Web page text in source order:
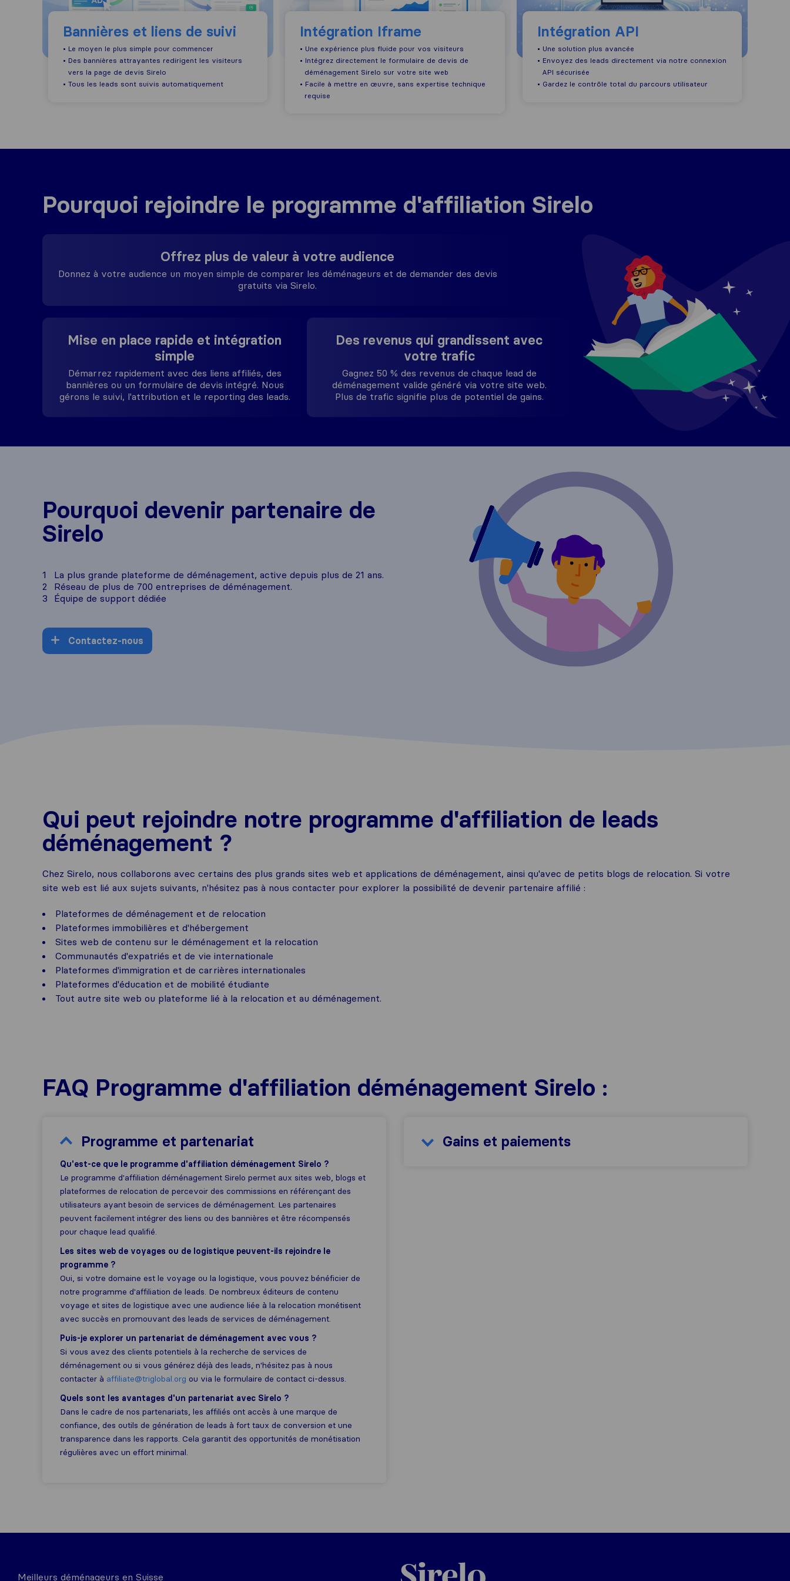
Bannières et liens de suivi
• Le moyen le plus simple pour commencer
• Des bannières attrayantes redirigent les visiteurs
vers la page de devis Sirelo
• Tous les leads sont suivis automatiquement
Intégration Iframe
• Une expérience plus fluide pour vos visiteurs
• Intégrez directement le formulaire de devis de
déménagement Sirelo sur votre site web
• Facile à mettre en œuvre, sans expertise technique
requise
Intégration API
• Une solution plus avancée
• Envoyez des leads directement via notre connexion
API sécurisée
• Gardez le contrôle total du parcours utilisateur
Pourquoi rejoindre le programme d'affiliation Sirelo
Offrez plus de valeur à votre audience
Donnez à votre audience un moyen simple de comparer les déménageurs et de demander des devis
gratuits via Sirelo.
Mise en place rapide et intégration
simple
Démarrez rapidement avec des liens affiliés, des
bannières ou un formulaire de devis intégré. Nous
gérons le suivi, l'attribution et le reporting des leads.
Des revenus qui grandissent avec
votre trafic
Gagnez 50 % des revenus de chaque lead de
déménagement valide généré via votre site web.
Plus de trafic signifie plus de potentiel de gains.
Pourquoi devenir partenaire de
Sirelo
1
La plus grande plateforme de déménagement, active depuis plus de 21 ans.
2
Réseau de plus de 700 entreprises de déménagement.
3
Équipe de support dédiée
Contactez-nous
Qui peut rejoindre notre programme d'affiliation de leads
déménagement ?
Chez Sirelo, nous collaborons avec certains des plus grands sites web et applications de déménagement, ainsi qu'avec de petits blogs de relocation. Si votre
site web est lié aux sujets suivants, n'hésitez pas à nous contacter pour explorer la possibilité de devenir partenaire affilié :
Plateformes de déménagement et de relocation
Plateformes immobilières et d'hébergement
Sites web de contenu sur le déménagement et la relocation
Communautés d'expatriés et de vie internationale
Plateformes d'immigration et de carrières internationales
Plateformes d'éducation et de mobilité étudiante
Tout autre site web ou plateforme lié à la relocation et au déménagement.
FAQ Programme d'affiliation déménagement Sirelo :
Programme et partenariat
Qu'est-ce que le programme d'affiliation déménagement Sirelo ?
Le programme d'affiliation déménagement Sirelo permet aux sites web, blogs et
plateformes de relocation de percevoir des commissions en référençant des
utilisateurs ayant besoin de services de déménagement. Les partenaires
peuvent facilement intégrer des liens ou des bannières et être récompensés
pour chaque lead qualifié.
Les sites web de voyages ou de logistique peuvent-ils rejoindre le
programme ?
Oui, si votre domaine est le voyage ou la logistique, vous pouvez bénéficier de
notre programme d'affiliation de leads. De nombreux éditeurs de contenu
voyage et sites de logistique avec une audience liée à la relocation monétisent
avec succès en promouvant des leads de services de déménagement.
Puis-je explorer un partenariat de déménagement avec vous ?
Si vous avez des clients potentiels à la recherche de services de
déménagement ou si vous générez déjà des leads, n'hésitez pas à nous
contacter à affiliate@triglobal.org ou via le formulaire de contact ci-dessus.
Quels sont les avantages d'un partenariat avec Sirelo ?
Dans le cadre de nos partenariats, les affiliés ont accès à une marque de
confiance, des outils de génération de leads à fort taux de conversion et une
transparence dans les rapports. Cela garantit des opportunités de monétisation
régulières avec un effort minimal.
Gains et paiements
Meilleurs déménageurs en Suisse
Sirelo.ch